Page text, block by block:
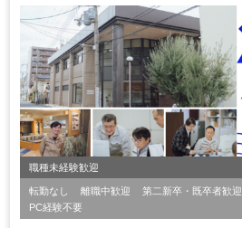
職種未経験歓迎
転勤なし 離職中歓迎 第二新卒・既卒者歓迎
PC経験不要